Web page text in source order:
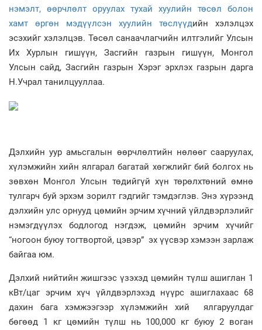
нэмэлт, өөрчлөлт оруулах тухай хуулийн төсөл болон
хамт өргөн мэдүүлсэн хуулийн төслүүдийн хэлэлцэх
эсэхийг хэлэлцэв. Төсөл санаачлагчийн илтгэлийг Улсын
Их Хурлын гишүүн, Засгийн газрын гишүүн, Монгол
Улсын сайд, Засгийн газрын Хэрэг эрхлэх газрын дарга
Н.Учрал танилцууллаа.
Дэлхийн уур амьсгалын өөрчлөлтийн нөлөөг сааруулах,
хүлэмжийн хийн ялгарал багатай хөгжлийг бий болгох нь
зөвхөн Монгол Улсын төдийгүй хүн төрөлхтөний өмнө
тулгарч буй эрхэм зорилт гэдгийг тэмдэглэв. Энэ хүрээнд
дэлхийн улс орнууд цөмийн эрчим хүчний үйлдвэрлэлийг
нэмэгдүүлэх бодлогод нэгдэж, цөмийн эрчим хүчийг
“ногоон буюу тогтвортой, цэвэр” эх үүсвэр хэмээн зарлаж
байгаа юм.
Дэлхий нийтийн жишгээс үзэхэд цөмийн түлш ашиглан 1
кВт/цаг эрчим хүч үйлдвэрлэхэд нүүрс ашиглахаас 68
дахин бага хэмжээгээр хүлэмжийн хий ялгаруулдаг
бөгөөд 1 кг цөмийн түлш нь 100,000 кг буюу 2 воган